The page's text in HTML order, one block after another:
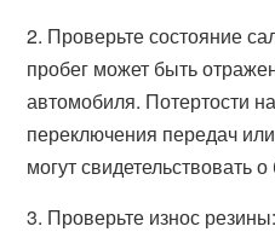
2. Проверьте состояние
пробег может быть
автомобиля. Потертости
переключения передач
могут свидетельствовать
3. Проверьте износ